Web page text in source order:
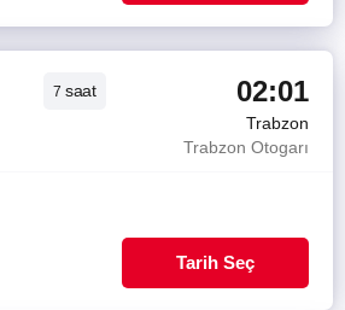
7 saat 02:01
Trabzon
Trabzon Otogarı
Tarih Seç